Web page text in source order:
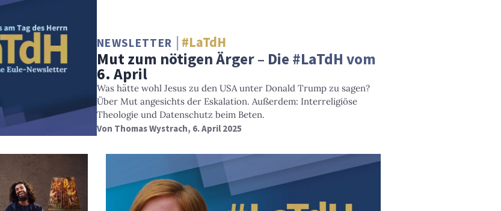
NEWSLETTER #LaTdH
Mut zum nötigen Ärger – Die #LaTdH vom
6. April
Was hätte wohl Jesus zu den USA unter Donald Trump zu sagen?
Über Mut angesichts der Eskalation. Außerdem: Interreligiöse
Theologie und Datenschutz beim Beten.
Von Thomas Wystrach, 6. April 2025